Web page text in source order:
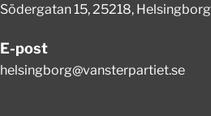
Södergatan 15, 25218, Helsingborg
E-post
helsingborg@vansterpartiet.se